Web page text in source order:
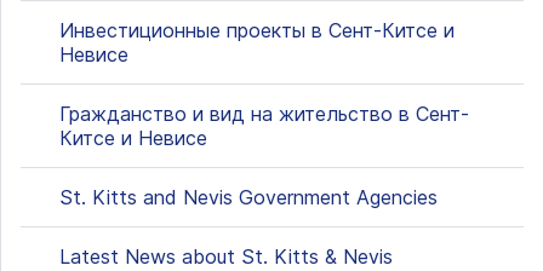
Инвестиционные проекты в Сент-Китсе и
Невисе
Гражданство и вид на жительство в Сент-
Китсе и Невисе
St. Kitts and Nevis Government Agencies
Latest News about St. Kitts & Nevis